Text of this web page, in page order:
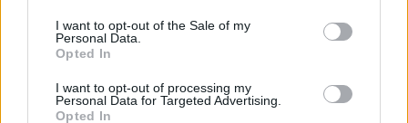
consent section.
I want to opt-out of the Sale of my
Personal Data.
Opted In
I want to opt-out of processing my
Personal Data for Targeted Advertising.
Opted In